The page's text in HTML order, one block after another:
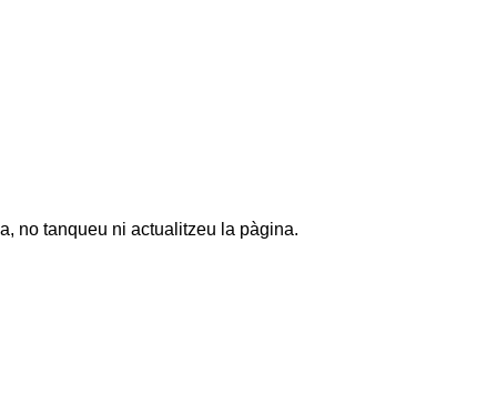
no tanqueu ni actualitzeu la pàgina.